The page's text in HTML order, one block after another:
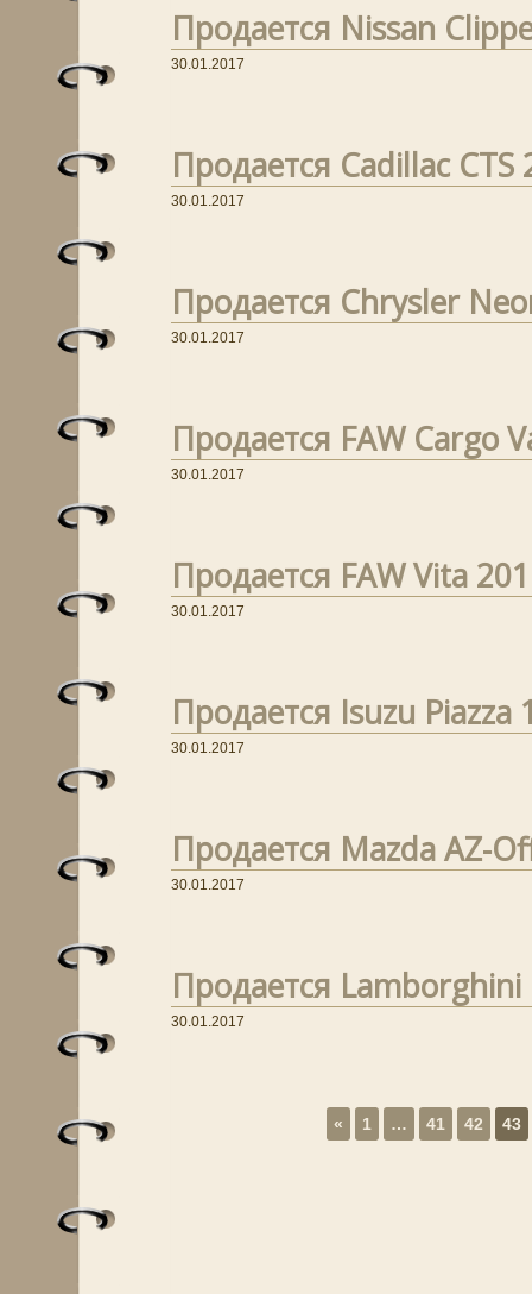
Продается Nissan
30.01.2017
Продается Cadillac CTS
30.01.2017
Продается Chrysler
30.01.2017
Продается FAW Cargo
30.01.2017
Продается FAW Vita
30.01.2017
Продается Isuzu Piazza
30.01.2017
Продается Mazda AZ-
30.01.2017
Продается Lamborghini
30.01.2017
« 1 … 41 42 43